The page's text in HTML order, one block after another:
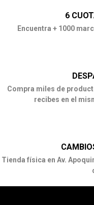
6
Encuentra + 1000
Compra miles de
recibes en el
Tienda física en Av.